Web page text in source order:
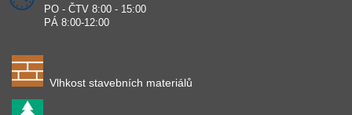
PO - ČTV 8:00 - 15:00
PÁ 8:00-12:00
Vlhkost stavebních materiálů